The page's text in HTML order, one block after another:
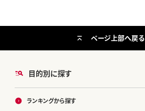
目的別に探す
ランキングから探す
ページ上部へ戻る